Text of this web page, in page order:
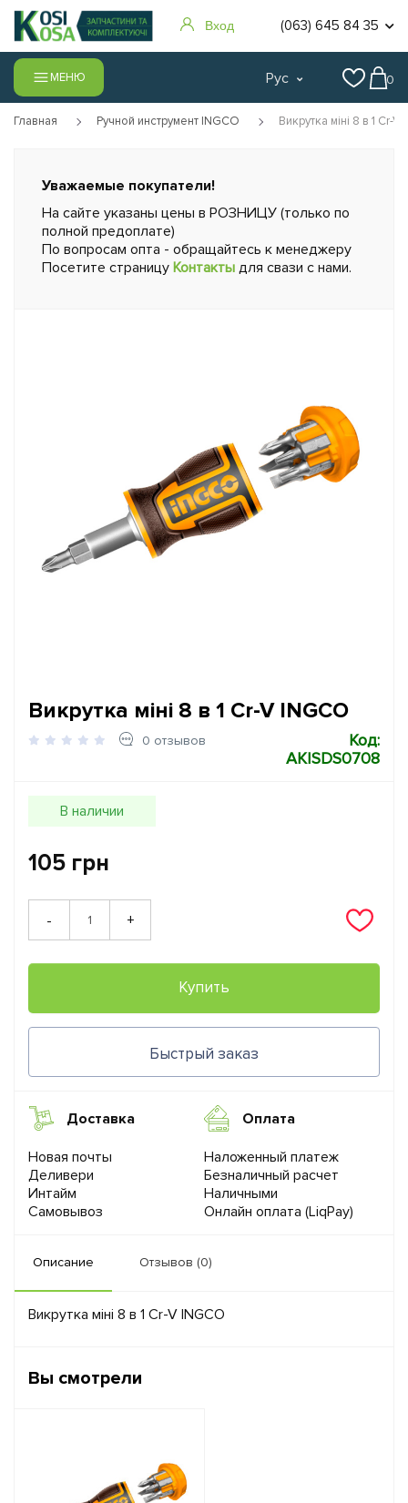
Вход (063) 645 84 35
МЕНЮ Рус 0
Главная Ручной инструмент INGCO Викрутка міні 8 в 1 Cr-V
Уважаемые покупатели!
На сайте указаны цены в РОЗНИЦУ (только по
полной предоплате)
По вопросам опта - обращайтесь к менеджеру
Посетите страницу Контакты для свази с нами.
Викрутка міні 8 в 1 Cr-V INGCO
0 отзывов
Код:
AKISDS0708
В наличии
105 грн
- +
Купить
Быстрый заказ
Доставка
Новая почты
Деливери
Интайм
Самовывоз
Оплата
Наложенный платеж
Безналичный расчет
Наличными
Онлайн оплата (LiqPay)
Описание Отзывов (0)
Викрутка міні 8 в 1 Cr-V INGCO
Вы смотрели